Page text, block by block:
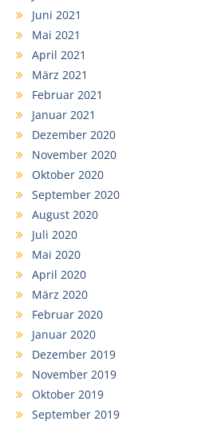
Juni 2021
Mai 2021
April 2021
März 2021
Februar 2021
Januar 2021
Dezember 2020
November 2020
Oktober 2020
September 2020
August 2020
Juli 2020
Mai 2020
April 2020
März 2020
Februar 2020
Januar 2020
Dezember 2019
November 2019
Oktober 2019
September 2019